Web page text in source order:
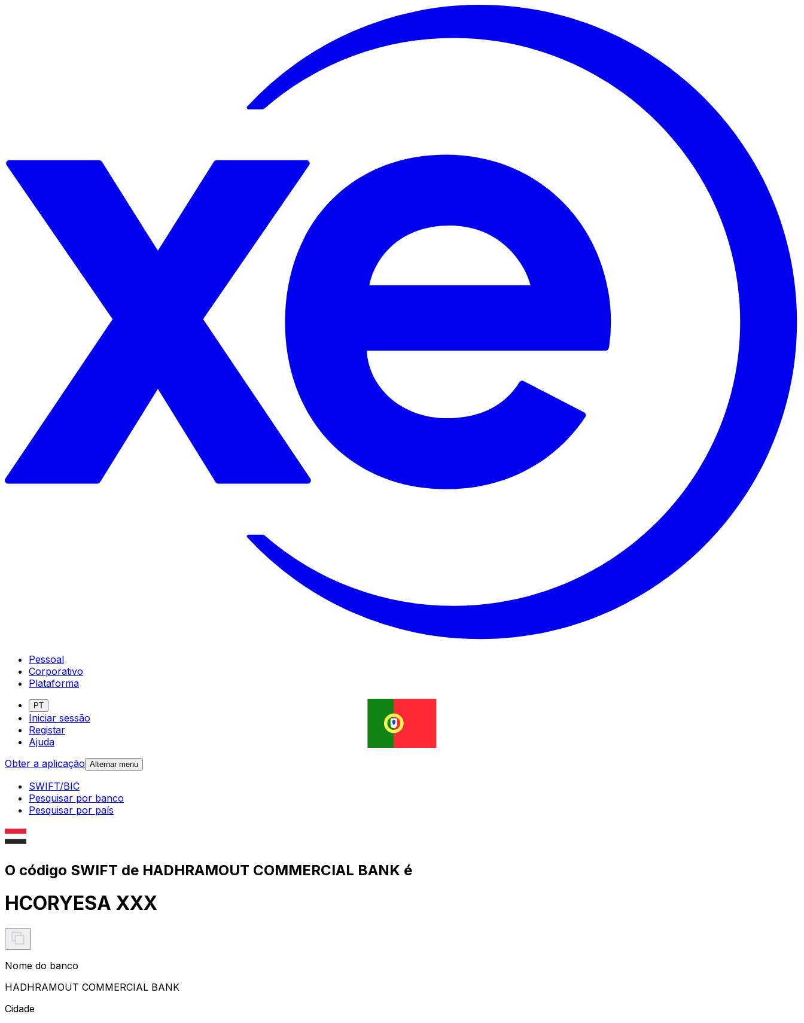
Pessoal
Corporativo
Plataforma
PT
Iniciar sessão
Registar
Ajuda
Obter a aplicação Alternar menu
SWIFT/BIC
Pesquisar por banco
Pesquisar por país
O código SWIFT de HADHRAMOUT COMMERCIAL BANK é
HCORYESA XXX
Nome do banco
HADHRAMOUT COMMERCIAL BANK
Cidade